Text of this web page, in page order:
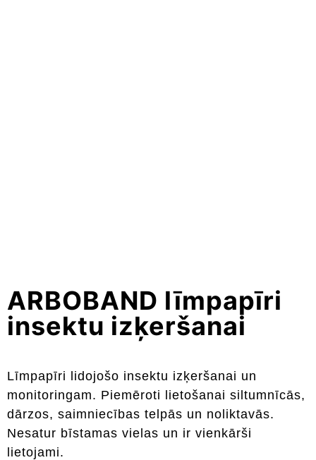
ARBOBAND līmpapīri
insektu izķeršanai
Līmpapīri lidojošo insektu izķeršanai un
monitoringam. Piemēroti lietošanai siltumnīcās,
dārzos, saimniecības telpās un noliktavās.
Nesatur bīstamas vielas un ir vienkārši
lietojami.